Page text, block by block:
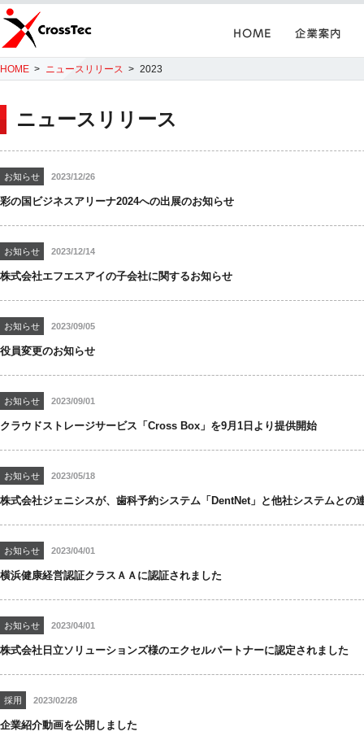
CrossTec
HOME ニュースリリース 2023
ニュースリリース
お知らせ 2023/12/26
彩の国ビジネスアリーナ2024への出展のお知らせ
お知らせ 2023/12/14
株式会社エフエスアイの子会社に関するお知らせ
お知らせ 2023/09/05
役員変更のお知らせ
お知らせ 2023/09/01
クラウドストレージサービス「Cross Box」を9月1日より提供開始
お知らせ 2023/05/18
株式会社ジェニシスが、歯科予約システム「DentNet」と他社システムとの
お知らせ 2023/04/01
横浜健康経営認証クラスＡＡに認証されました
お知らせ 2023/04/01
株式会社日立ソリューションズ様のエクセルパートナーに認定されました
採用 2023/02/28
企業紹介動画を公開しました